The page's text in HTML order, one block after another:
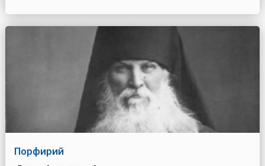
Порфирий